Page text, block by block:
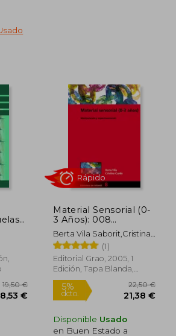
19,50 €
18,53 €
5%
dcto.
Material Sensorial (0-
3 Años): 008
(Biblioteca de Infantil)
Berta Vila Saborit,Cristina
Cardo Flórez (1)
Editorial Grao, 2005, 1
Edición, Tapa Blanda,
Nuevo
Disponible Usado
en Buen Estado a